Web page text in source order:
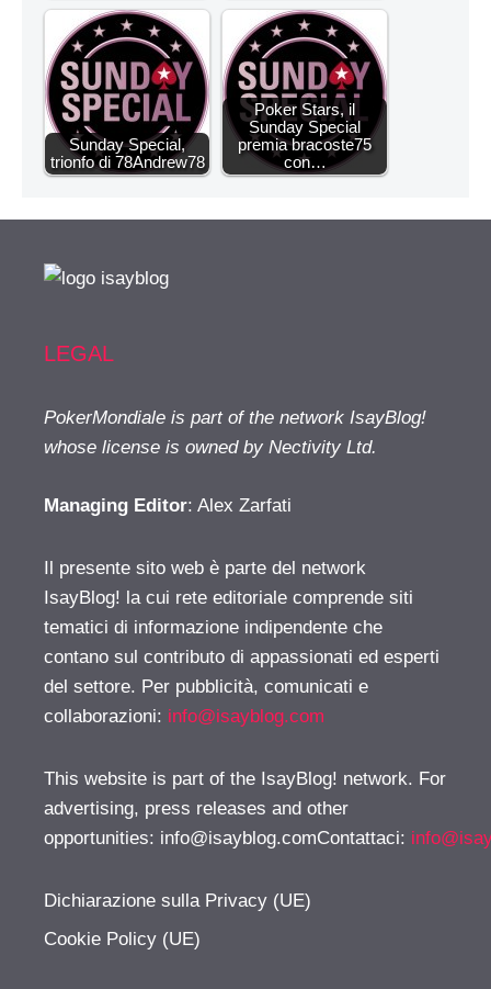
Sunday Special,
trionfo di 78Andrew78
Poker Stars, il
Sunday Special
premia bracoste75
con…
LEGAL
PokerMondiale is part of the network IsayBlog!
whose license is owned by Nectivity Ltd.
Managing Editor: Alex Zarfati
Il presente sito web è parte del network
IsayBlog! la cui rete editoriale comprende siti
tematici di informazione indipendente che
contano sul contributo di appassionati ed esperti
del settore. Per pubblicità, comunicati e
collaborazioni: info@isayblog.com
This website is part of the IsayBlog! network. For
advertising, press releases and other
opportunities: info@isayblog.comContattaci:
Dichiarazione sulla Privacy (UE)
Cookie Policy (UE)